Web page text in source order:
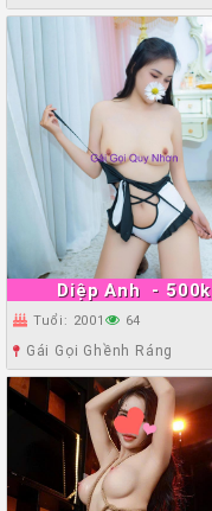
Diệp Anh - 500k
Tuổi: 2001 64
Gái Gọi Ghềnh Ráng